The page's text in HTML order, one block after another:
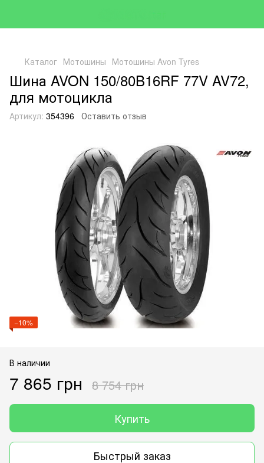
Каталог Мотошины Мотошины Avon Tyres
Шина AVON 150/80B16RF 77V AV72,
для мотоцикла
Артикул: 354396 Оставить отзыв
−10%
В наличии
7 865 грн 8 754 грн
Купить
Быстрый заказ